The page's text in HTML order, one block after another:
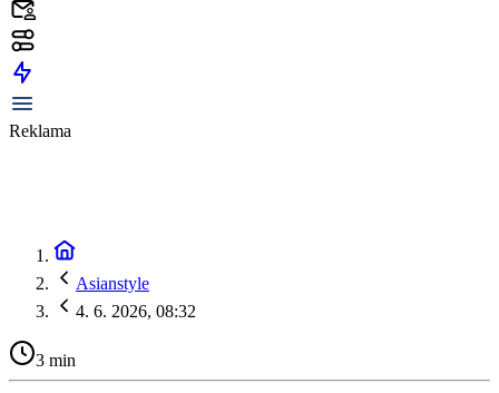
Reklama
Asianstyle
4. 6. 2026, 08:32
3 min